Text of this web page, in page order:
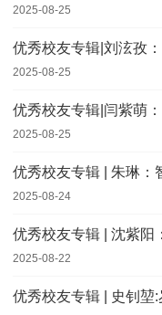
2025-08-25
优秀校友专辑|刘泫孜
2025-08-25
优秀校友专辑|闫紫萌
2025-08-25
优秀校友专辑 | 朱琳：
2025-08-24
优秀校友专辑 | 沈紫阳
2025-08-22
优秀校友专辑 | 史钊堃